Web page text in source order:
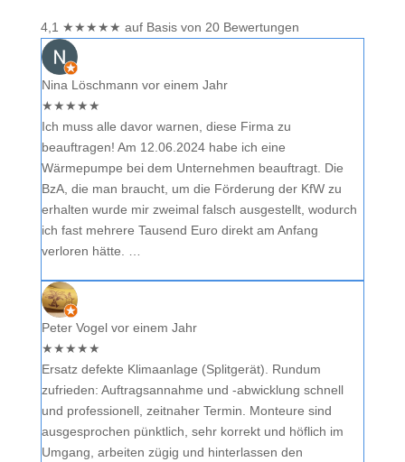
4,1 ★★★★★ auf Basis von 20 Bewertungen
Nina Löschmann vor einem Jahr
★★★★★
Ich muss alle davor warnen, diese Firma zu
beauftragen! Am 12.06.2024 habe ich eine
Wärmepumpe bei dem Unternehmen beauftragt. Die
BzA, die man braucht, um die Förderung der KfW zu
erhalten wurde mir zweimal falsch ausgestellt, wodurch
ich fast mehrere Tausend Euro direkt am Anfang
verloren hätte. …
Peter Vogel vor einem Jahr
★★★★★
Ersatz defekte Klimaanlage (Splitgerät). Rundum
zufrieden: Auftragsannahme und -abwicklung schnell
und professionell, zeitnaher Termin. Monteure sind
ausgesprochen pünktlich, sehr korrekt und höflich im
Umgang, arbeiten zügig und hinterlassen den